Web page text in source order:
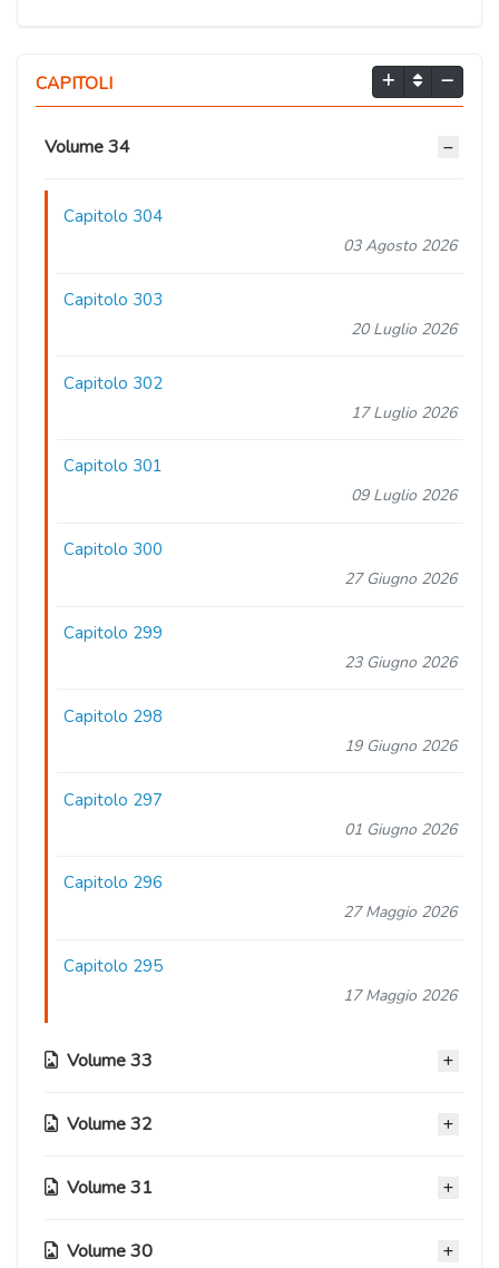
CAPITOLI
Volume 34
Capitolo 304
03 Agosto 2026
Capitolo 303
20 Luglio 2026
Capitolo 302
17 Luglio 2026
Capitolo 301
09 Luglio 2026
Capitolo 300
27 Giugno 2026
Capitolo 299
23 Giugno 2026
Capitolo 298
19 Giugno 2026
Capitolo 297
01 Giugno 2026
Capitolo 296
27 Maggio 2026
Capitolo 295
17 Maggio 2026
Volume 33
Capitolo 294
27 Aprile 2026
Volume 32
Capitolo 286
Volume 31
Capitolo 276
Volume 30